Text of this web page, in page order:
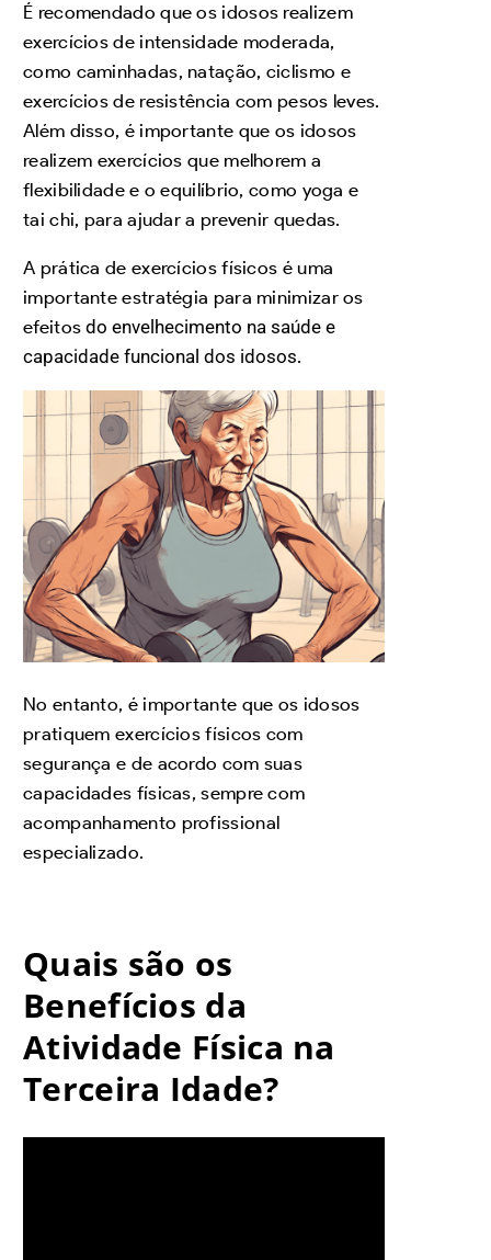
É recomendado que os idosos realizem
exercícios de intensidade moderada,
como caminhadas, natação, ciclismo e
exercícios de resistência com pesos leves.
Além disso, é importante que os idosos
realizem exercícios que melhorem a
flexibilidade e o equilíbrio, como yoga e
tai chi, para ajudar a prevenir quedas.
A prática de exercícios físicos é uma
importante estratégia para minimizar os
efeitosdo envelhecimento na saúde e
capacidade funcional dos idosos.
No entanto, é importante que os idosos
pratiquem exercícios físicos com
segurança e de acordo com suas
capacidades físicas, sempre com
acompanhamento profissional
especializado.
Quais são os
Benefícios da
Atividade Física na
Terceira Idade?